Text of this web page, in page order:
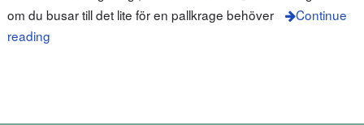
om du busar till det lite för en pallkrage behöver
Continue
reading